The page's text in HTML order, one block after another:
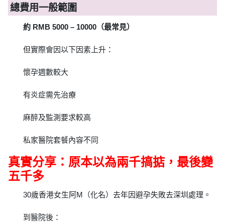
總費用一般範圍
約 RMB 5000 – 10000（最常見）
但實際會因以下因素上升：
懷孕週數較大
有炎症需先治療
麻醉及監測要求較高
私家醫院套餐內容不同
真實分享：原本以為兩千搞掂，最後變
五千多
30歲香港女生阿M（化名）去年因避孕失敗去深圳處理。
到醫院後：